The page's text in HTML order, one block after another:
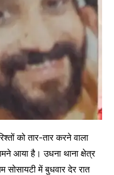
को तार-तार करने वाला
आया है। उधना थाना क्षेत्र
में बुधवार देर रात